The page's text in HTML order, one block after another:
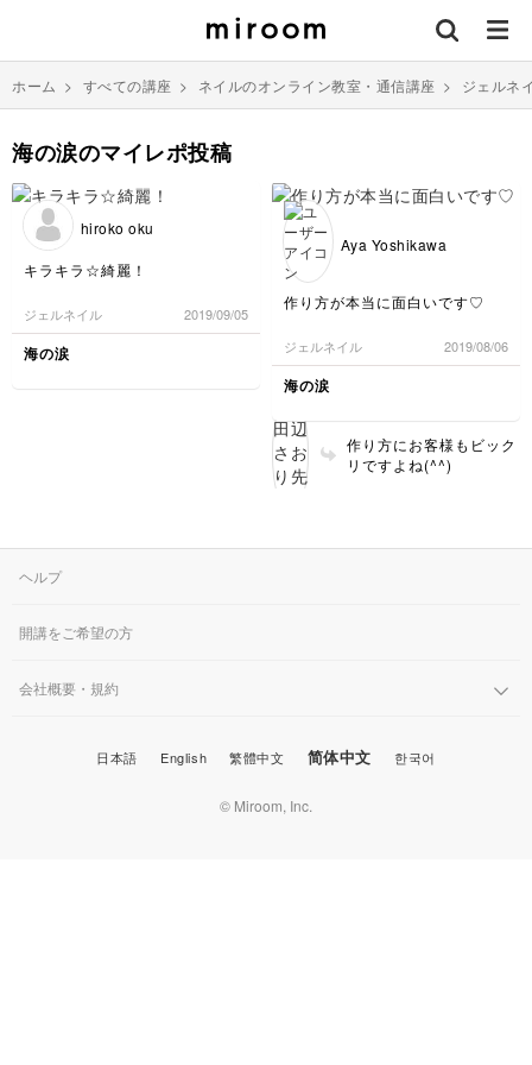
ホーム > すべての講座 > ネイルのオンライン教室・通信講座 > ジェルネ
海の涙のマイレポ投稿
hiroko oku
キラキラ☆綺麗！
ジェルネイル 2019/09/05
海の涙
Aya Yoshikawa
作り方が本当に面白いです♡
ジェルネイル 2019/08/06
海の涙
作り方にお客様もビック
リですよね(^^)
ヘルプ
開講をご希望の方
会社概要・規約
日本語 English 繁體中文 简体中文 한국어
© Miroom, Inc.